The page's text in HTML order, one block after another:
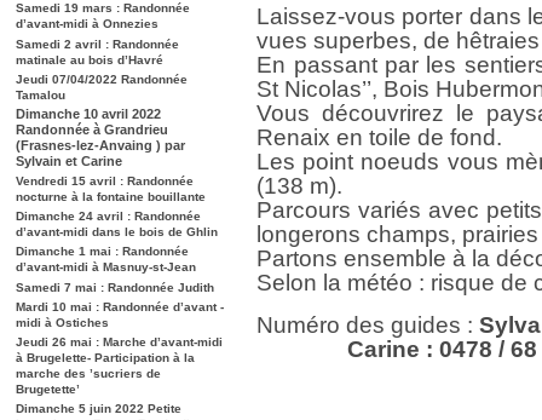
Samedi 19 mars : Randonnée
d’avant-midi à Onnezies
Samedi 2 avril : Randonnée
matinale au bois d’Havré
Jeudi 07/04/2022 Randonnée
Tamalou
Dimanche 10 avril 2022
Randonnée à Grandrieu
(Frasnes-lez-Anvaing ) par
Sylvain et Carine
Vendredi 15 avril : Randonnée
nocturne à la fontaine bouillante
Dimanche 24 avril : Randonnée
d’avant-midi dans le bois de Ghlin
Dimanche 1 mai : Randonnée
d’avant-midi à Masnuy-st-Jean
Samedi 7 mai : Randonnée Judith
Mardi 10 mai : Randonnée d’avant -
midi à Ostiches
Jeudi 26 mai : Marche d’avant-midi
à Brugelette- Participation à la
marche des ’sucriers de
Brugetette’
Dimanche 5 juin 2022 Petite
Laissez-vous porter dans
vues superbes, de
En passant par les sentiers
St Nicolas’’, Bois
Vous découvrirez le
Renaix en toile de fond.
Les point noeuds vous
(138 m).
Parcours variés avec
longerons champs,
Partons ensemble à la
Selon la météo : risque de
Numéro des guides :
Carine : 0478 / 68